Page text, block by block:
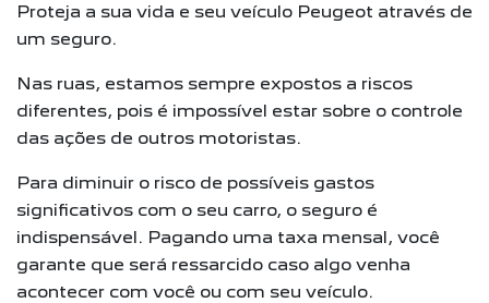
Proteja a sua vida e seu veículo Peugeot através de
um seguro.
Nas ruas, estamos sempre expostos a riscos
diferentes, pois é impossível estar sobre o controle
das ações de outros motoristas.
Para diminuir o risco de possíveis gastos
significativos com o seu carro, o seguro é
indispensável. Pagando uma taxa mensal, você
garante que será ressarcido caso algo venha
acontecer com você ou com seu veículo.